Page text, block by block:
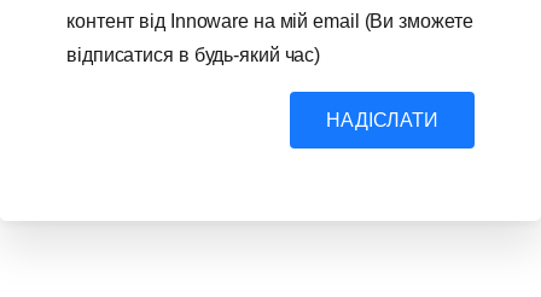
контент від Innoware на мій email (Ви зможете
відписатися в будь-який час)
НАДІСЛАТИ